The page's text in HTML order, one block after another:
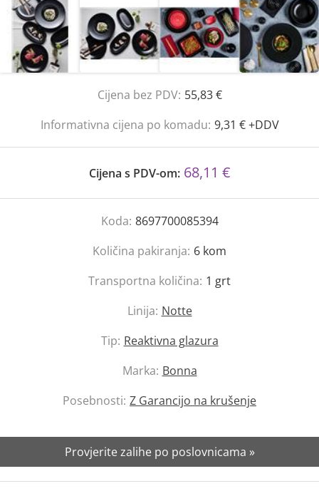
Cijena bez PDV: 55,83 €
Informativna cijena po komadu: 9,31 € +DDV
Cijena s PDV-om: 68,11 €
Koda: 8697700085394
Količina pakiranja: 6 kom
Transportna količina: 1 grt
Linija: Notte
Tip: Reaktivna glazura
Marka: Bonna
Posebnosti: Z Garancijo na krušenje
Provjerite zalihe po poslovnicama »